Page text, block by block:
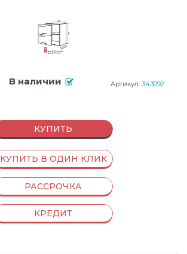
В наличии Артикул: 343092
КУПИТЬ
КУПИТЬ В ОДИН КЛИК
РАССРОЧКА
КРЕДИТ